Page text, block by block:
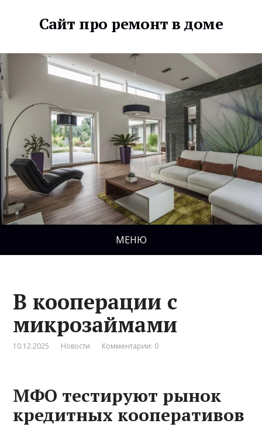
Сайт про ремонт в доме
МЕНЮ
В кооперации с
микрозаймами
10.12.2025 Новости Комментарии: 0
МФО тестируют рынок
кредитных кооперативов